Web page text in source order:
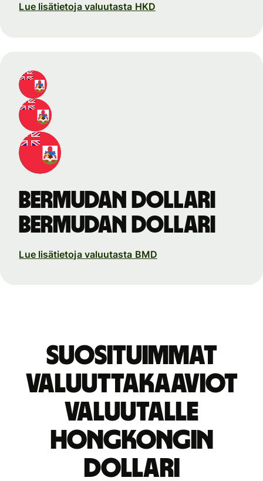
Lue lisätietoja valuutasta HKD
Bermudan dollari
Bermudan dollari
Lue lisätietoja valuutasta BMD
Suosituimmat
valuuttakaaviot
valuutalle
Hongkongin
dollari